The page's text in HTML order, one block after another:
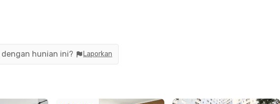
BSD
Masagi Koffee @Batubata, Soto Betawi
hunian ini? Laporkan